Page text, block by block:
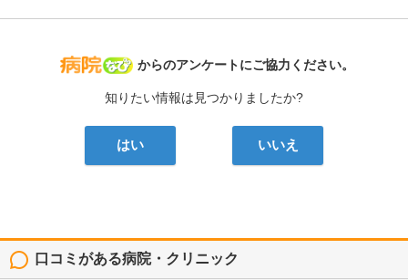
病院なび
からのアンケートにご協力ください。
知りたい情報は見つかりましたか?
はい いいえ
口コミがある病院・クリニック